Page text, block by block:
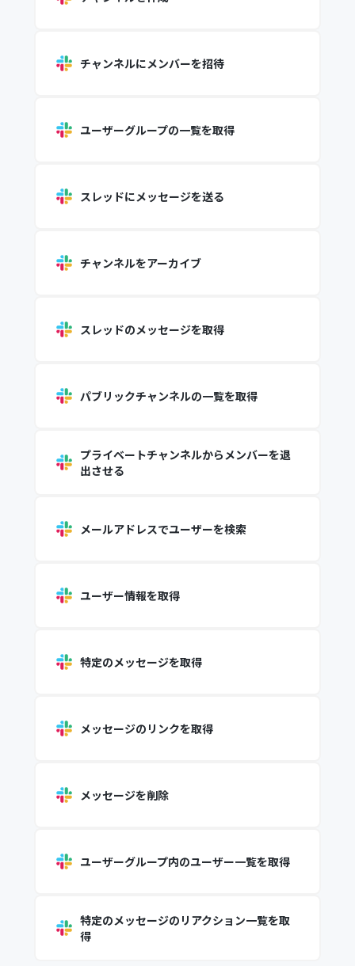
チャンネルにメンバーを招待
ユーザーグループの一覧を取得
スレッドにメッセージを送る
チャンネルをアーカイブ
スレッドのメッセージを取得
パブリックチャンネルの一覧を取得
プライベートチャンネルからメンバーを退
出させる
メールアドレスでユーザーを検索
ユーザー情報を取得
特定のメッセージを取得
メッセージのリンクを取得
メッセージを削除
ユーザーグループ内のユーザー一覧を取得
特定のメッセージのリアクション一覧を取
得